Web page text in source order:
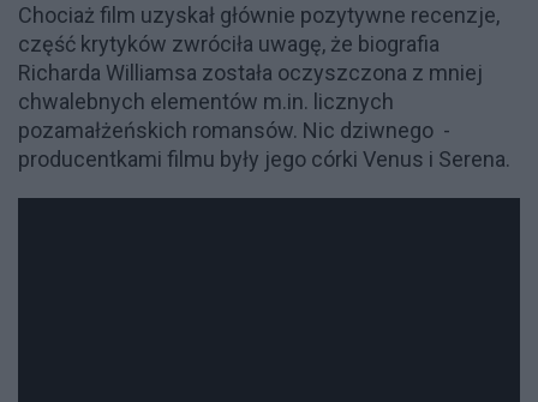
Chociaż film uzyskał głównie pozytywne recenzje,
część krytyków zwróciła uwagę, że biografia
Richarda Williamsa została oczyszczona z mniej
chwalebnych elementów m.in. licznych
pozamałżeńskich romansów. Nic dziwnego -
producentkami filmu były jego córki Venus i Serena.